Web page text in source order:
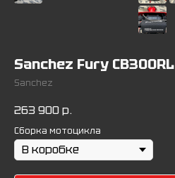
Sanchez Fury CB300RL
Sanchez
263 900р.
Сборка мотоцикла